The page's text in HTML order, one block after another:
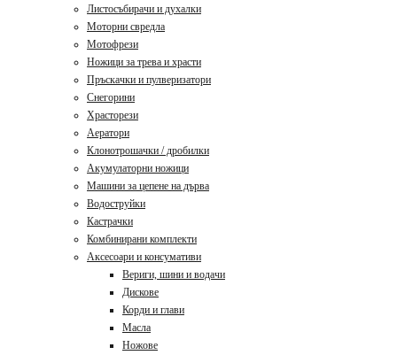
Листосъбирачи и духалки
Моторни свредла
Мотофрези
Ножици за трева и храсти
Пръскачки и пулверизатори
Снегорини
Храсторези
Аератори
Клонотрошачки / дробилки
Акумулаторни ножици
Машини за цепене на дърва
Водоструйки
Кастрачки
Комбинирани комплекти
Аксесоари и консумативи
Вериги, шини и водачи
Дискове
Корди и глави
Масла
Ножове